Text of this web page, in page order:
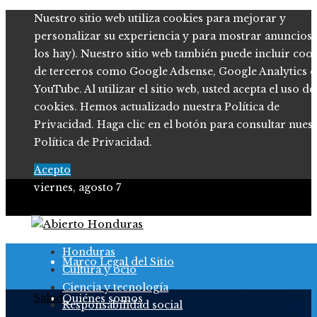
Nuestro sitio web utiliza cookies para mejorar y
personalizar su experiencia y para mostrar anuncios
los hay). Nuestro sitio web también puede incluir
de terceros como Google Adsense, Google Analytics o
YouTube. Al utilizar el sitio web, usted acepta el uso de
cookies. Hemos actualizado nuestra Política de
Privacidad. Haga clic en el botón para consultar
Política de Privacidad.
Acepto
viernes, agosto 7
Política de Privacidad
Marco Legal del Sitio
Quiénes somos
Honduras
Cultura y ocio
Ciencia y tecnología
Responsabilidad social
Salud